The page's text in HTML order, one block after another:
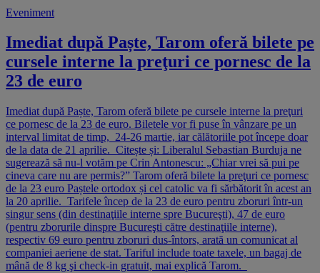
Eveniment
Imediat după Paște, Tarom oferă bilete pe
cursele interne la preţuri ce pornesc de la
23 de euro
Imediat după Paște, Tarom oferă bilete pe cursele interne la preţuri
ce pornesc de la 23 de euro. Biletele vor fi puse în vânzare pe un
interval limitat de timp, 24-26 martie, iar călătoriile pot începe doar
de la data de 21 aprilie. Citește și: Liberalul Sebastian Burduja ne
sugerează să nu-l votăm pe Crin Antonescu: „Chiar vrei să pui pe
cineva care nu are permis?” Tarom oferă bilete la preţuri ce pornesc
de la 23 euro Paștele ortodox și cel catolic va fi sărbătorit în acest an
la 20 aprilie. Tarifele încep de la 23 de euro pentru zboruri într-un
singur sens (din destinaţiile interne spre Bucureşti), 47 de euro
(pentru zborurile dinspre Bucureşti către destinaţiile interne),
respectiv 69 euro pentru zboruri dus-întors, arată un comunicat al
companiei aeriene de stat. Tariful include toate taxele, un bagaj de
mână de 8 kg şi check-in gratuit, mai explică Tarom.